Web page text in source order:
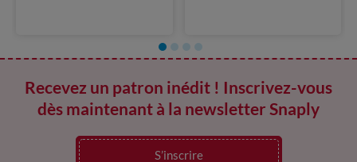
Recevez un patron inédit ! Inscrivez-vous
dès maintenant à la newsletter Snaply
S’inscrire